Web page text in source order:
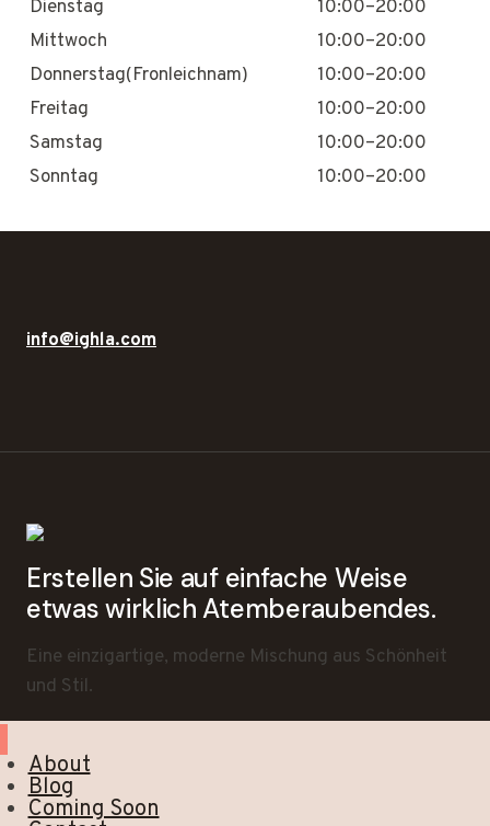
Dienstag
10:00–20:00
Mittwoch
10:00–20:00
Donnerstag(Fronleichnam)
10:00–20:00
Freitag
10:00–20:00
Samstag
10:00–20:00
Sonntag
10:00–20:00
info@ighla.com
Erstellen Sie auf einfache Weise
etwas wirklich Atemberaubendes.
Eine einzigartige, moderne Mischung aus Schönheit
und Stil.
About
Blog
Coming Soon